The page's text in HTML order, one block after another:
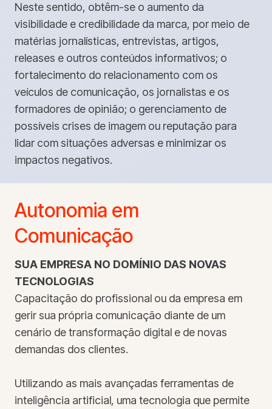
Neste sentido, obtêm-se o aumento da
visibilidade e credibilidade da marca, por meio de
matérias jornalísticas, entrevistas, artigos,
releases e outros conteúdos informativos; o
fortalecimento do relacionamento com os
veículos de comunicação, os jornalistas e os
formadores de opinião; o gerenciamento de
possíveis crises de imagem ou reputação para
lidar com situações adversas e minimizar os
impactos negativos.
Autonomia em
Comunicação
SUA EMPRESA NO DOMÍNIO DAS NOVAS
TECNOLOGIAS
Capacitação do profissional ou da empresa em
gerir sua própria comunicação diante de um
cenário de transformação digital e de novas
demandas dos clientes.
Utilizando as mais avançadas ferramentas de
inteligência artificial, uma tecnologia que permite